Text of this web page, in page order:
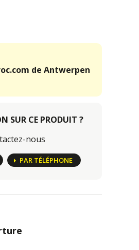
de Antwerpen
SUR CE PRODUIT ?
nous
PAR TÉLÉPHONE